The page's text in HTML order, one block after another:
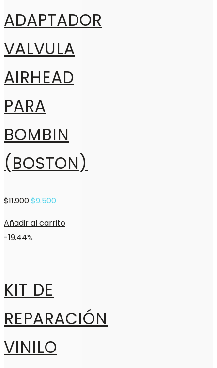
ADAPTADOR
VALVULA
AIRHEAD
PARA
BOMBIN
(BOSTON)
$11.900$9.500
Añadir al carrito
-19.44%
KIT DE
REPARACIÓN
VINILO